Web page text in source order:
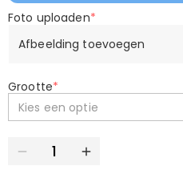
Foto uploaden*
Afbeelding toevoegen
Grootte*
Kies een optie